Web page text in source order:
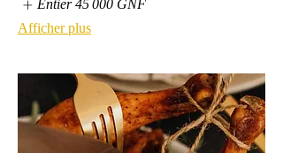
Entier 45 000 GNF
Afficher plus